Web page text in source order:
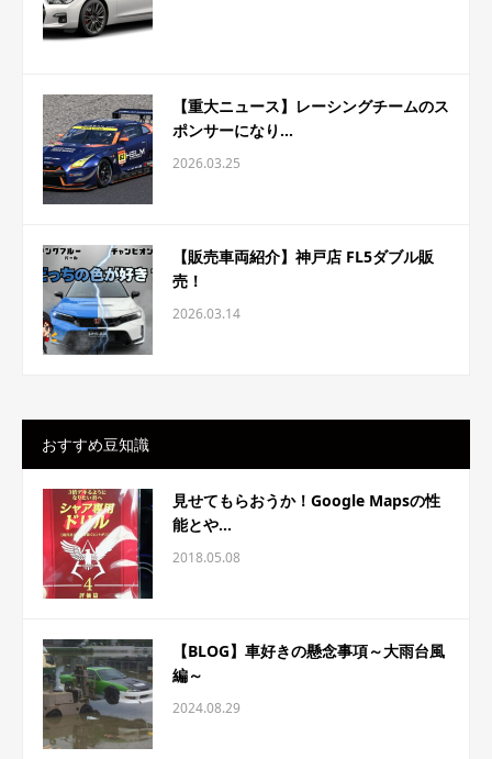
【重大ニュース】レーシングチームのス
ポンサーになり...
2026.03.25
【販売車両紹介】神戸店 FL5ダブル販
売！
2026.03.14
おすすめ豆知識
見せてもらおうか！Google Mapsの性
能とや...
2018.05.08
【BLOG】車好きの懸念事項～大雨台風
編～
2024.08.29